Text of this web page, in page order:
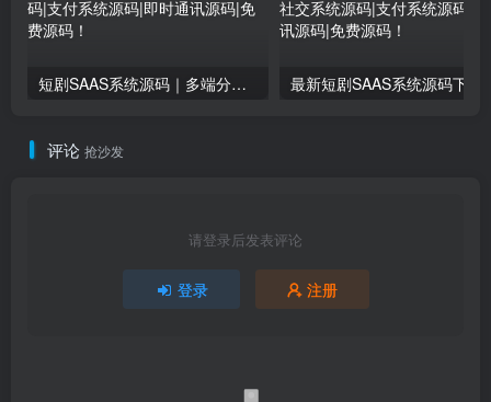
短剧SAAS系统源码｜多端分销+云存储+多租户架构
评论 抢沙发
请登录后发表评论
登录 注册